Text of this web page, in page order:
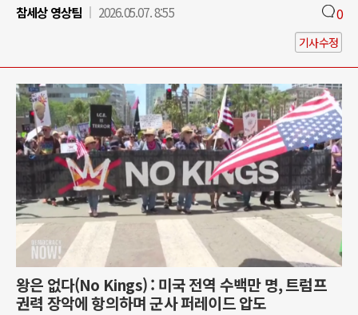
참세상 영상팀
2026.05.07. 8:55 0
기사수정
왕은 없다(No Kings) : 미국 전역 수백만 명, 트럼프
권력 장악에 항의하며 군사 퍼레이드 압도